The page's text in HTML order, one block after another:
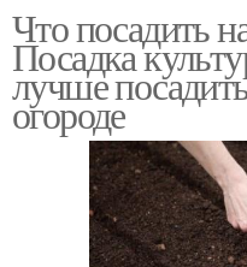
Что посадить
Посадка
лучше
огороде